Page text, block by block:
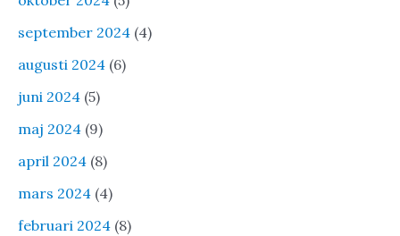
september 2024 (4)
augusti 2024 (6)
juni 2024 (5)
maj 2024 (9)
april 2024 (8)
mars 2024 (4)
februari 2024 (8)